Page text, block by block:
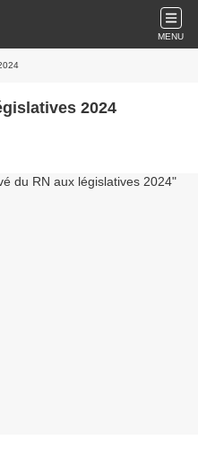
MENU
2024